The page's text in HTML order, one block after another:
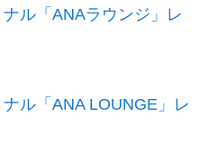
ル「ANAラウンジ」レ
ル「ANA LOUNGE」レ